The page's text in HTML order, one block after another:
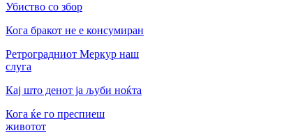
Убиство со збор
Кога бракот не е консумиран
Ретроградниот Меркур наш
слуга
Кај што денот ја љуби ноќта
Кога ќе го преспиеш
животот